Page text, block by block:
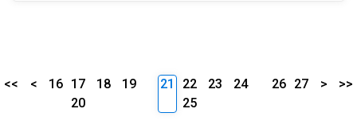
<< < 16 17 18
19
20
21 22 23
24
25
26 27 > >>